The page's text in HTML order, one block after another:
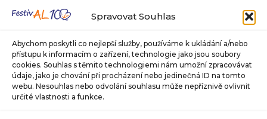
Spravovat Souhlas
Abychom poskytli co nejlepší služby, používáme k ukládání a/nebo
přístupu k informacím o zařízení, technologie jako jsou soubory
cookies. Souhlas s těmito technologiemi nám umožní zpracovávat
údaje, jako je chování při procházení nebo jedinečná ID na tomto
webu. Nesouhlas nebo odvolání souhlasu může nepříznivě ovlivnit
určité vlastnosti a funkce.
All FestivAL100 events
FestivAL100 events
calendar in CR
FestivAL100 events
calendar abroad
About our team
the following authors
of photographs
Museum of Photography
and Modern Visual Media in
Jindřichův Hradec, ©
Jaroslav Brabec, © Alan